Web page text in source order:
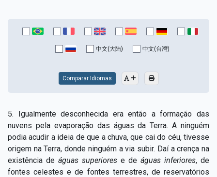
中文(大陆) 中文(台灣)
Comparar Idiomas
5. Igualmente desconhecida era então a formação das
nuvens pela evaporação das águas da Terra. A ninguém
podia acudir a ideia de que a chuva, que cai do céu, tivesse
origem na Terra, donde ninguém a via subir. Daí a crença na
existência de águas superiores e de águas inferiores, de
fontes celestes e de fontes terrestres, de reservatórios